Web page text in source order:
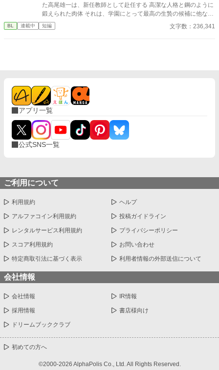
た高尾雄一は、新任教師として赴任する 高潔な人格と鋼のように
鍛えられた肉体 それは、学園にとって最高の生贄の候補に他なら
なかった 至高の筋肉を持つ、精神を削られ意志をなくした青年を
太古の神に捧げるため、“水”、“風”、“土”の信奉者達が暗躍する 意
BL 連載中 短編 文字数：236,341
アプリ一覧
公式SNS一覧
ご利用について
利用規約 ヘルプ
アルファコイン利用規約 投稿ガイドライン
レンタルサービス利用規約 プライバシーポリシー
スコア利用規約 お問い合わせ
特定商取引法に基づく表示 利用者情報の外部送信について
会社情報
会社情報 IR情報
採用情報 書店様向け
ドリームブッククラブ
初めての方へ
©2000-2026 AlphaPolis Co., Ltd. All Rights Reserved.